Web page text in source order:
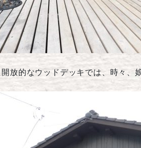
放的なウッドデッキでは、時々、